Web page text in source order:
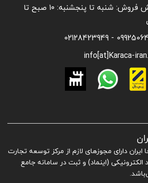
📌 ساعات کاری بخش فروش: شنبه تا پنجشنبه: ۱۰ صبح تا
09925064954 -
info[at]Karaca-
ایران دارای مجوزهای لازم از مرکز توسعه تجارت
الکترونیکی (اینماد) و ثبت در سامانه جامع